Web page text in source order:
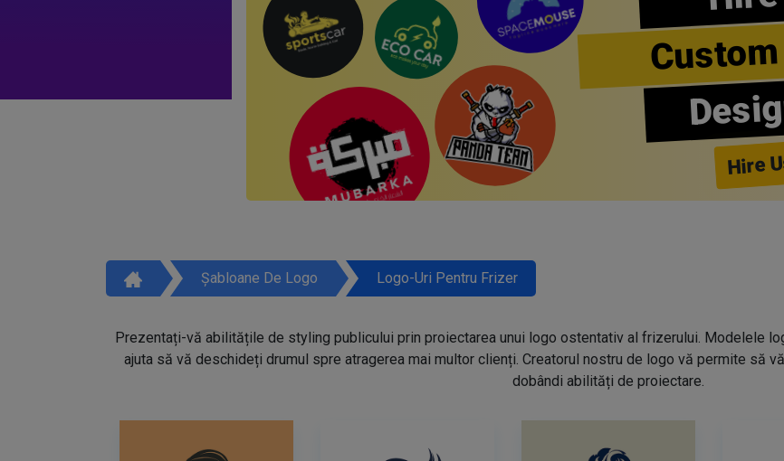
Hire
Șabloane De Logo Logo-Uri Pentru Frizer
Prezentați-vă abilitățile de styling publicului prin proiectarea unui logo ostentativ al frizerului. Modelele
ajuta să vă deschideți drumul spre atragerea mai multor clienți. Creatorul nostru de logo vă permite să
dobândi abilități de proiectare.